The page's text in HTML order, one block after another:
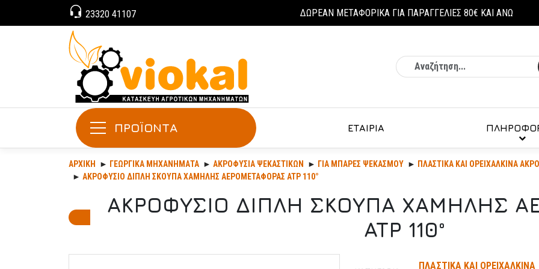
23320 41107 ΔΩΡΕΑΝ ΜΕΤΑΦΟΡΙΚΑ ΓΙΑ ΠΑΡΑΓΓΕΛΙΕΣ 80€ ΚΑΙ ΑΝΩ
ΠΡΟΪΟΝΤΑ ΕΤΑΙΡΙΑ
ΑΡΧΙΚΉ ΓΕΩΡΓΙΚΆ ΜΗΧΑΝΉΜΑΤΑ ΑΚΡΟΦΎΣΙΑ ΨΕΚΑΣΤΙΚΏΝ ΓΙΑ ΜΠΑΡΕΣ ΨΕΚΑΣΜΟΥ
ΠΛΑΣΤΙΚΑ ΚΑΙ ΟΡΕΙΧΑΛΚΙΝΑ
ΑΚΡΟΦΥΣΙΟ ΔΙΠΛΗ ΣΚΟΥΠΑ ΧΑΜΗΛΗΣ ΑΕΡΟΜΕΤΑΦΟΡΑΣ ATP 110°
ΑΚΡΟΦΥΣΙΟ ΔΙΠΛΗ ΣΚΟΥΠΑ ΧΑΜΗΛΗΣ
ATP 110°
ΠΛΑΣΤΙΚΑ ΚΑΙ ΟΡΕΙΧΑΛΚΙΝΑ